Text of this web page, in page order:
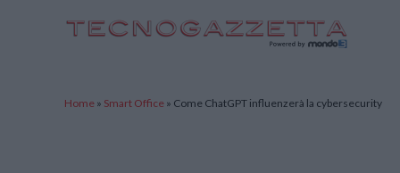
Home » Smart Office » Come ChatGPT influenzerà la cybersecurity